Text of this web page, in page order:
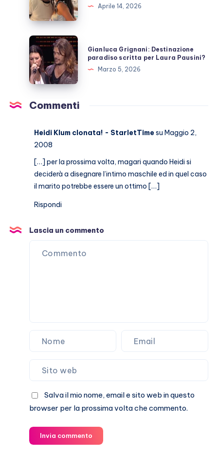
Lellis
e
Tony
Effe
si
sposano?
Aprile 14, 2026
Gianluca
Grignani:
Destinazione
paradiso
scritta
per
Gianluca Grignani: Destinazione
paradiso scritta per Laura Pausini?
Marzo 5, 2026
Commenti
Heidi Klum clonata! - StarletTimesu Maggio 2,
2008
[…] per la prossima volta, magari quando Heidi si
deciderà a disegnare l’intimo maschile ed in quel caso
il marito potrebbe essere un ottimo […]
Rispondi
Lascia un commento
Salva il mio nome, email e sito web in questo
browser per la prossima volta che commento.
Invia commento